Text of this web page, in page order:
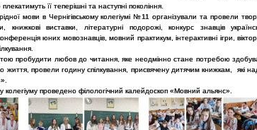
її теперішні та наступні покоління.
мови в Чернігівському колегіумі №11 організували та провели
книжкові виставки, літературні подорожі, конкурс знавців
юних мовознавців, мовний практикум, інтерактивні ігри,
пробудити любов до читання, яке неодмінно стане потребою
життя, провели годину спілкування, присвячену дитячим книжкам, які
колегіуму проведено філологічний калейдоскоп «Мовний альянс».